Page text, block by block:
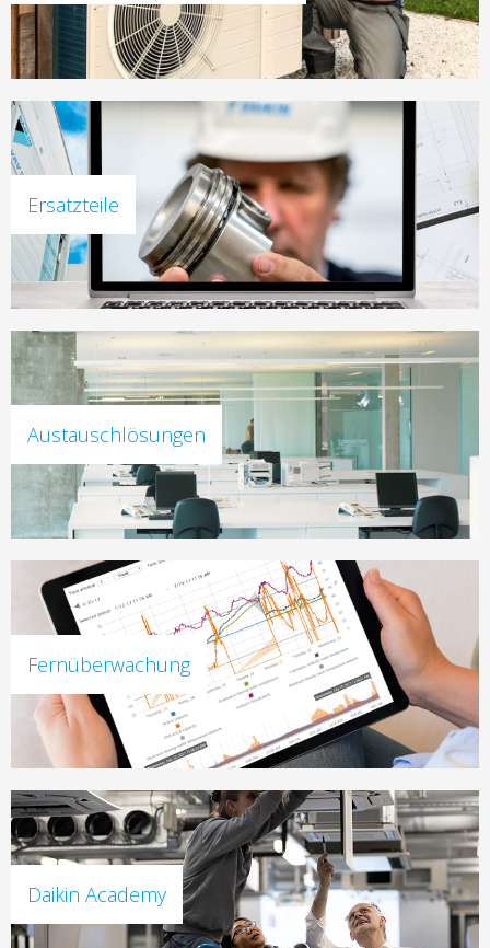
Ersatzteile
Austauschlösungen
Fernüberwachung
Daikin Academy